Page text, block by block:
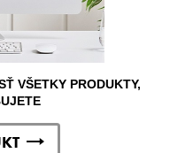
VŠETKY PRODUKTY,